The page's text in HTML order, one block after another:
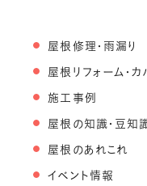
屋根修理・雨漏り
屋根リフォーム・
施工事例
屋根の知識・豆知
屋根のあれこれ
イベント情報